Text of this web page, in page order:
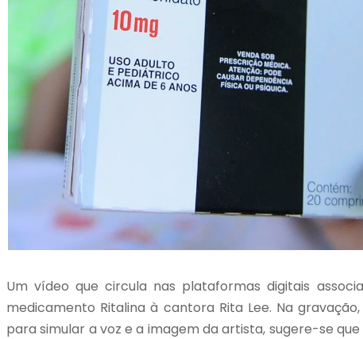
Um vídeo que circula nas plataformas digitais
medicamento Ritalina à cantora Rita Lee. Na
para simular a voz e a imagem da artista, sugere-se